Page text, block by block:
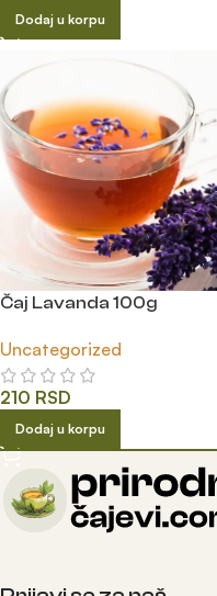
Dodaj u korpu
Čaj Lavanda 100g
Uncategorized
210 RSD
Dodaj u korpu